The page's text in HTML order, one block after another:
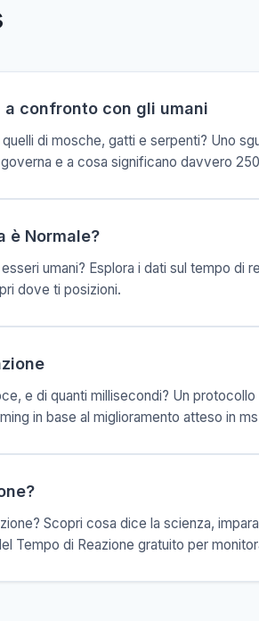
confronto con gli umani
di mosche, gatti e serpenti? Uno
e a cosa significano davvero
è Normale?
umani? Esplora i dati sul tempo di
dove ti posizioni.
e di quanti millisecondi? Un
in base al miglioramento atteso in
Scopri cosa dice la scienza,
Tempo di Reazione gratuito per